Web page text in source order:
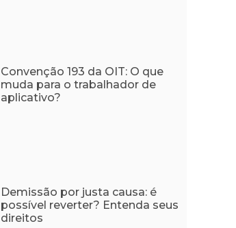
Convenção 193 da OIT: O que
muda para o trabalhador de
aplicativo?
Demissão por justa causa: é
possível reverter? Entenda seus
direitos